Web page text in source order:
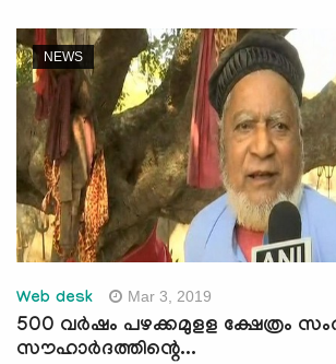
NEWS
Web desk Mar 3, 2019
500 വര്‍ഷം പഴക്കമുളള ക്ഷേത്രം
സൗഹാര്‍ദത്തിന്റെ...